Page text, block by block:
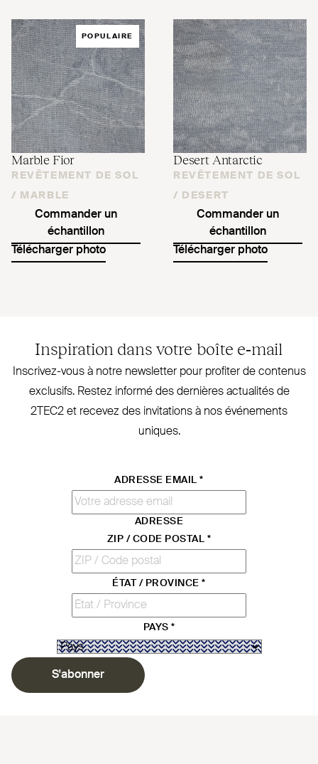
POPULAIRE
Marble Fior
REVÊTEMENT DE SOL
/
MARBLE
Commander un
échantillon
Télécharger photo
Desert Antarctic
REVÊTEMENT DE SOL
/
DESERT
Commander un
échantillon
Télécharger photo
Inspiration dans votre boîte e‑mail
Inscrivez-vous à notre newsletter pour profiter de contenus
exclusifs. Restez informé des dernières actualités de
2TEC2 et recevez des invi­tations à nos évé­nements
uniques.
ADRESSE EMAIL*
ADRESSE
ZIP / CODE POSTAL *
ÉTAT / PROVINCE*
PAYS *
S'abonner